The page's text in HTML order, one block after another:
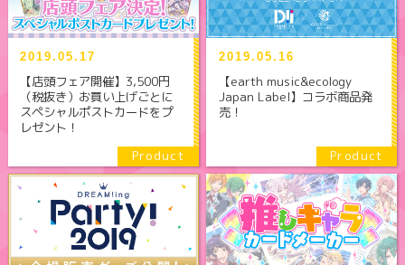
2019.05.17
【店頭フェア開催】3,500円
（税抜き）お買い上げごとに
スペシャルポストカードをプ
レゼント！
2019.05.16
【earth music&ecology
Japan Label】コラボ商品発
売！